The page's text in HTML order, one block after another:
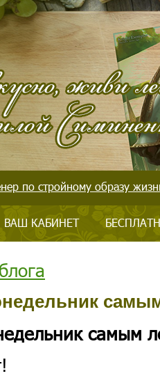
по стройному образу
ВАШ КАБИНЕТ
самым